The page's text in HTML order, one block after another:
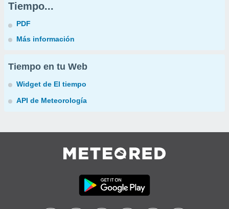
Tiempo...
PDF
Más información
Tiempo en tu Web
Widget de El tiempo
API de Meteorología